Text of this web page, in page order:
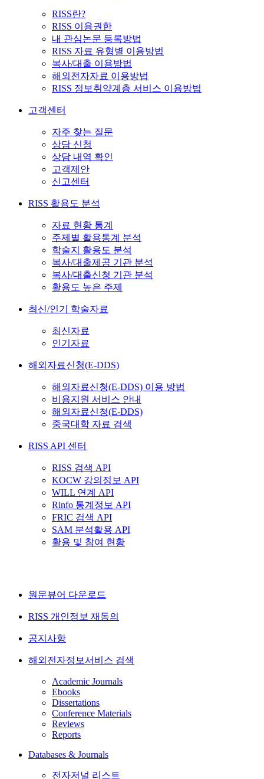
RISS란?
RISS 이용권한
내 관심논문 등록방법
RISS 자료 유형별 이용방법
복사/대출 이용방법
해외전자자료 이용방법
RISS 정보취약계층 서비스 이용방법
고객센터
자주 찾는 질문
상담 신청
상담 내역 확인
고객제안
신고센터
RISS 활용도 분석
자료 현황 통계
주제별 활용통계 분석
학술지 활용도 분석
복사/대출제공 기관 분석
복사/대출신청 기관 분석
활용도 높은 주제
최신/인기 학술자료
최신자료
인기자료
해외자료신청(E-DDS)
해외자료신청(E-DDS) 이용 방법
비용지원 서비스 안내
해외자료신청(E-DDS)
중국대학 자료 검색
RISS API 센터
RISS 검색 API
KOCW 강의정보 API
WILL 연계 API
Rinfo 통계정보 API
FRIC 검색 API
SAM 분석활용 API
활용 및 참여 현황
원문뷰어 다운로드
RISS 개인정보 재동의
공지사항
해외전자정보서비스 검색
Academic Journals
Ebooks
Dissertations
Conference Materials
Reviews
Reports
Databases & Journals
전자저널 리스트